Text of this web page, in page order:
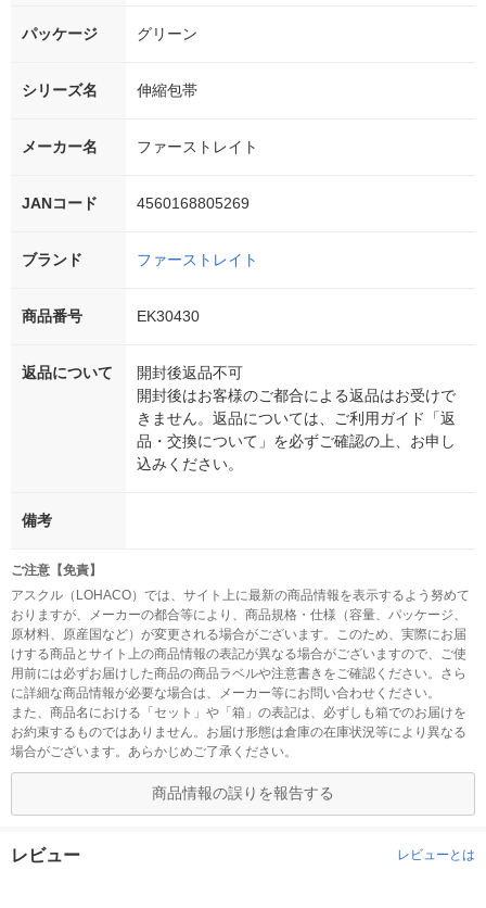
パッケージ グリーン
シリーズ名 伸縮包帯
メーカー名 ファーストレイト
JANコード 4560168805269
ブランド ファーストレイト
商品番号 EK30430
返品について
開封後返品不可
開封後はお客様のご都合による返品はお受けで
きません。返品については、ご利用ガイド「返
品・交換について」を必ずご確認の上、お申し
込みください。
備考
ご注意【免責】
アスクル（LOHACO）では、サイト上に最新の商品情報を表示するよう努めて
おりますが、メーカーの都合等により、商品規格・仕様（容量、パッケージ、
原材料、原産国など）が変更される場合がございます。このため、実際にお届
けする商品とサイト上の商品情報の表記が異なる場合がございますので、ご使
用前には必ずお届けした商品の商品ラベルや注意書きをご確認ください。さら
に詳細な商品情報が必要な場合は、メーカー等にお問い合わせください。
また、商品名における「セット」や「箱」の表記は、必ずしも箱でのお届けを
お約束するものではありません。お届け形態は倉庫の在庫状況等により異なる
場合がございます。あらかじめご了承ください。
商品情報の誤りを報告する
レビュー レビューとは